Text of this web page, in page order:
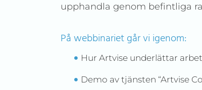
upphandla genom befintliga
På webbinariet går vi igenom:
Hur Artvise underlättar
Demo av tjänsten “Artvise